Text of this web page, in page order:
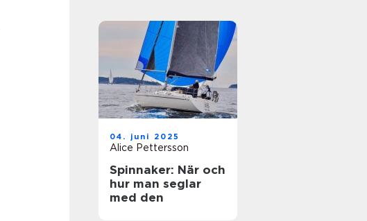
04. juni 2025
Alice Pettersson
Spinnaker: När och
hur man seglar
med den